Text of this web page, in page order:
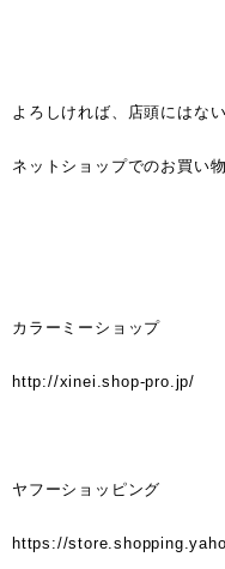
よろしければ、店頭にはな
ネットショップでのお買い
カラーミーショップ
http://xinei.shop-pro.jp/
ヤフーショッピング
https://